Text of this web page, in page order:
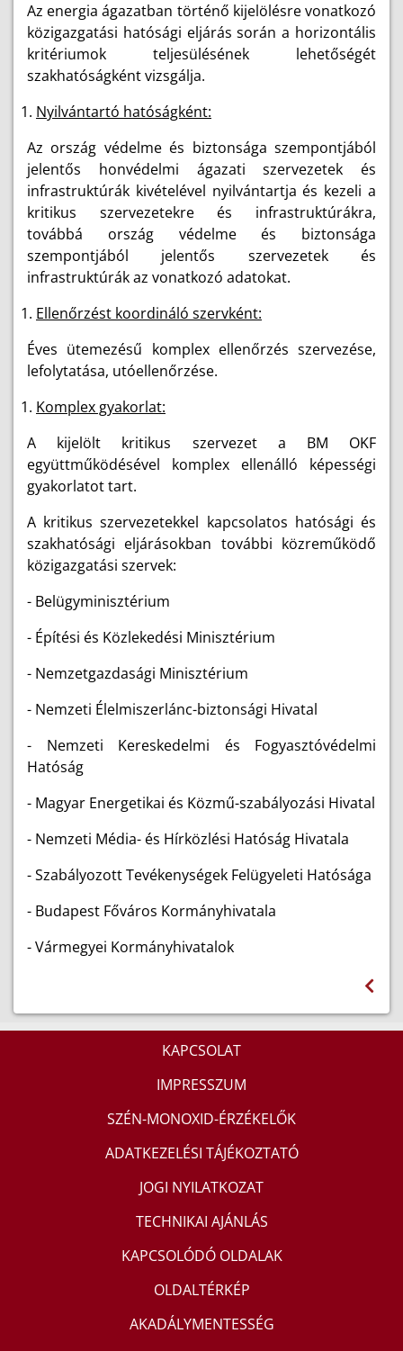
Az energia ágazatban történő kijelölésre vonatkozó
közigazgatási hatósági eljárás során a horizontális
kritériumok teljesülésének lehetőségét
szakhatóságként vizsgálja.
Nyilvántartó hatóságként:
Az ország védelme és biztonsága szempontjából
jelentős honvédelmi ágazati szervezetek és
infrastruktúrák kivételével nyilvántartja és kezeli a
kritikus szervezetekre és infrastruktúrákra,
továbbá ország védelme és biztonsága
szempontjából jelentős szervezetek és
infrastruktúrák az vonatkozó adatokat.
Ellenőrzést koordináló szervként:
Éves ütemezésű komplex ellenőrzés szervezése,
lefolytatása, utóellenőrzése.
Komplex gyakorlat:
A kijelölt kritikus szervezet a BM OKF
együttműködésével komplex ellenálló képességi
gyakorlatot tart.
A kritikus szervezetekkel kapcsolatos hatósági és
szakhatósági eljárásokban további közreműködő
közigazgatási szervek:
- Belügyminisztérium
- Építési és Közlekedési Minisztérium
- Nemzetgazdasági Minisztérium
- Nemzeti Élelmiszerlánc-biztonsági Hivatal
- Nemzeti Kereskedelmi és Fogyasztóvédelmi
Hatóság
- Magyar Energetikai és Közmű-szabályozási Hivatal
- Nemzeti Média- és Hírközlési Hatóság Hivatala
- Szabályozott Tevékenységek Felügyeleti Hatósága
- Budapest Főváros Kormányhivatala
- Vármegyei Kormányhivatalok
KAPCSOLAT
IMPRESSZUM
SZÉN-MONOXID-ÉRZÉKELŐK
ADATKEZELÉSI TÁJÉKOZTATÓ
JOGI NYILATKOZAT
TECHNIKAI AJÁNLÁS
KAPCSOLÓDÓ OLDALAK
OLDALTÉRKÉP
AKADÁLYMENTESSÉG